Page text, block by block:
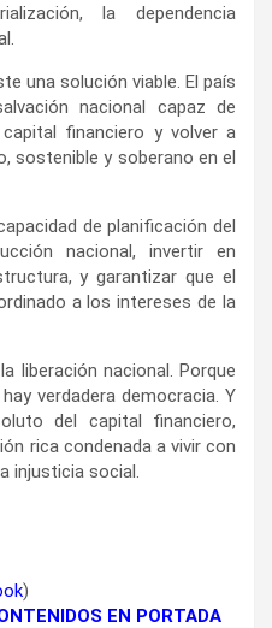
la dependencia
una solución viable. El país
nacional capaz de
financiero y volver a
sostenible y soberano en el
de planificación del
nacional, invertir en
y garantizar que el
a los intereses de la
liberación nacional. Porque
verdadera democracia. Y
del capital financiero,
rica condenada a vivir con
injusticia social.
)
EN PORTADA